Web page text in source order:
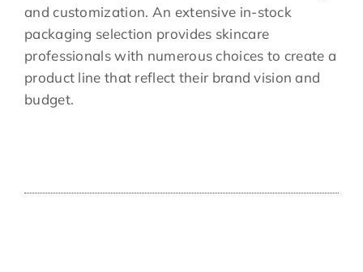
and customization. An extensive in-stock
packaging selection provides skincare
professionals with numerous choices to create a
product line that reflect their brand vision and
budget.